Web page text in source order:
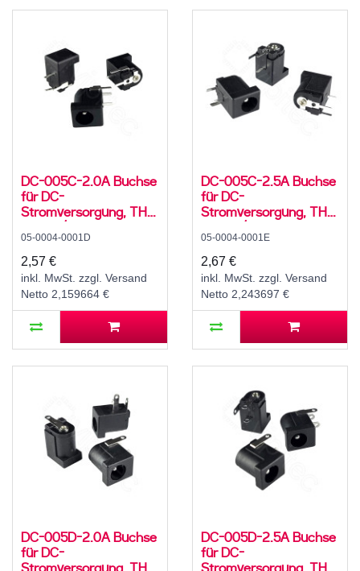
DC-005C-2.0A Buchse
für DC-
Stromversorgung, THT,
für 5,5 / 2,1 mm
Hohlstecker, 24 V, 3 A,
90°, -20..70 °C
05-0004-0001D
2,57 €
inkl. MwSt. zzgl. Versand
Netto 2,159664 €
DC-005C-2.5A Buchse
für DC-
Stromversorgung, THT,
für 5,5 / 2,5 mm
Hohlstecker, 24 V, 3 A,
90°, -20..70 °C
05-0004-0001E
2,67 €
inkl. MwSt. zzgl. Versand
Netto 2,243697 €
DC-005D-2.0A Buchse
für DC-
Stromversorgung, THT,
DC-005D-2.5A Buchse
für DC-
Stromversorgung, THT,